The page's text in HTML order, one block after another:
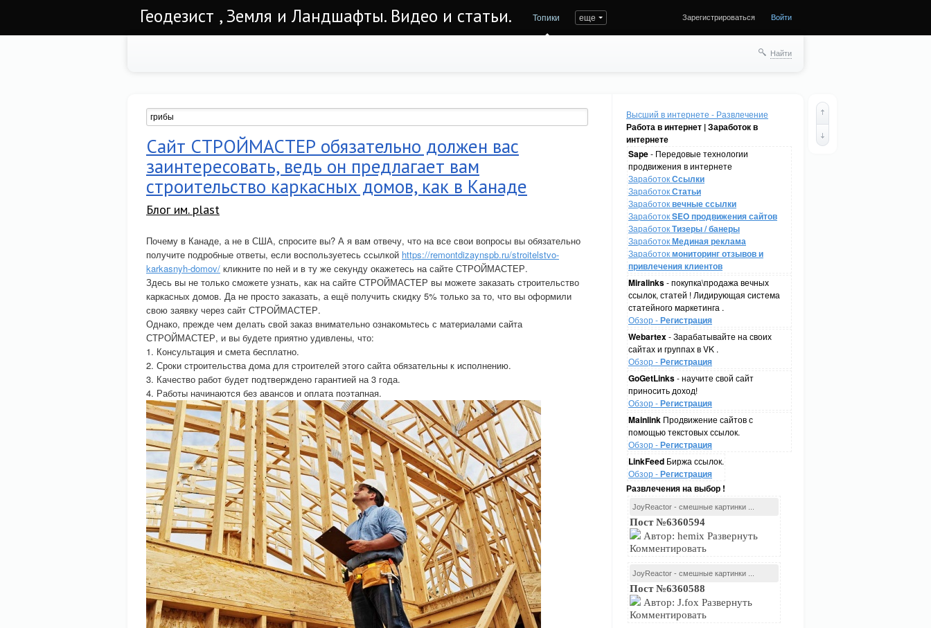
Геодезист , Земля и Ландшафты. Видео и статьи. Топики еще Зарегистрироваться Войти
Найти
Высший в интернете - Развлечение
Работа в интернет | Заработок в
интернете
Sape- Передовые технологии
продвижения в интернете
ЗаработокСсылки
ЗаработокСтатьи
Заработоквечные ссылки
ЗаработокSEO продвижения сайтов
ЗаработокТизеры / банеры
ЗаработокМединая реклама
Заработокмониторинг отзывов и
привлечения клиентов
Miralinks- покупка\продажа вечных
ссылок, статей ! Лидирующая система
статейного маркетинга .
Обзор -Регистрация
Webartex- Зарабатывайте на своих
сайтах и группах в VK .
Обзор -Регистрация
GoGetLinks- научите свой сайт
приносить доход!
Обзор -Регистрация
Mainlink Продвижение сайтов с
помощью текстовых ссылок.
Обзор -Регистрация
LinkFeed Биржа ссылок.
Обзор -Регистрация
Развлечения на выбор !
JoyReactor - смешные картинки ...
Пост №6360594
Автор: hemix Развернуть
Комментировать
JoyReactor - смешные картинки ...
Пост №6360588
Автор: J.fox Развернуть
Комментировать
Сайт СТРОЙМАСТЕР обязательно должен вас
заинтересовать, ведь он предлагает вам
строительство каркасных домов, как в Канаде
Блог им. plast
Почему в Канаде, а не в США, спросите вы? А я вам отвечу, что на все свои вопросы вы обязательно
получите подробные ответы, если воспользуетесь ссылкой https://remontdizaynspb.ru/stroitelstvo-
karkasnyh-domov/ кликните по ней и в ту же секунду окажетесь на сайте СТРОЙМАСТЕР.
Здесь вы не только сможете узнать, как на сайте СТРОЙМАСТЕР вы можете заказать строительство
каркасных домов. Да не просто заказать, а ещё получить скидку 5% только за то, что вы оформили
свою заявку через сайт СТРОЙМАСТЕР.
Однако, прежде чем делать свой заказ внимательно ознакомьтесь с материалами сайта
СТРОЙМАСТЕР, и вы будете приятно удивлены, что:
1. Консультация и смета бесплатно.
2. Сроки строительства дома для строителей этого сайта обязательны к исполнению.
3. Качество работ будет подтверждено гарантией на 3 года.
4. Работы начинаются без авансов и оплата поэтапная.